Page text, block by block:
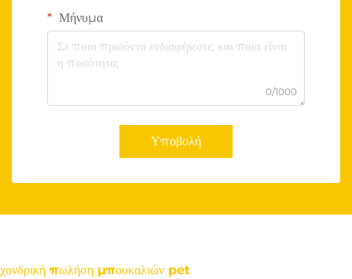
Μήνυμα
0/1000
Υποβολή
χονδρική πωλήση μπουκαλιών pet